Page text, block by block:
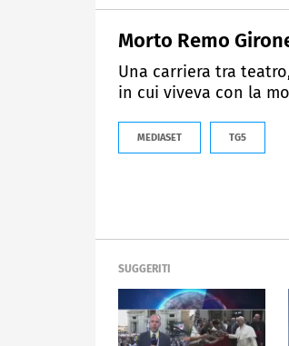
Morto Remo
Una carriera tra
in cui viveva con la
MEDIASET TG5
SUGGERITI